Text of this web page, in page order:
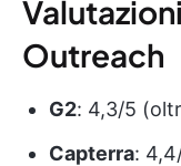
Outreach
G2: 4,3/5
Capterra: